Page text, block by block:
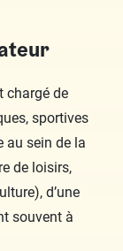
chargé de
sportives
au sein de la
de loisirs,
d’une
souvent à